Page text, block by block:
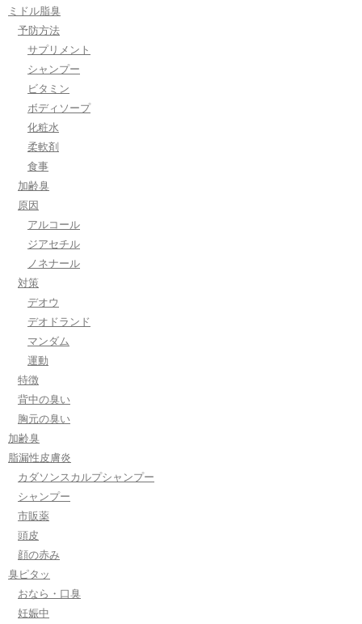
ミドル脂臭
予防方法
サプリメント
シャンプー
ビタミン
ボディソープ
化粧水
柔軟剤
食事
加齢臭
原因
アルコール
ジアセチル
ノネナール
対策
デオウ
デオドランド
マンダム
運動
特徴
背中の臭い
胸元の臭い
加齢臭
脂漏性皮膚炎
カダソンスカルプシャンプー
シャンプー
市販薬
頭皮
顔の赤み
臭ピタッ
おなら・口臭
妊娠中